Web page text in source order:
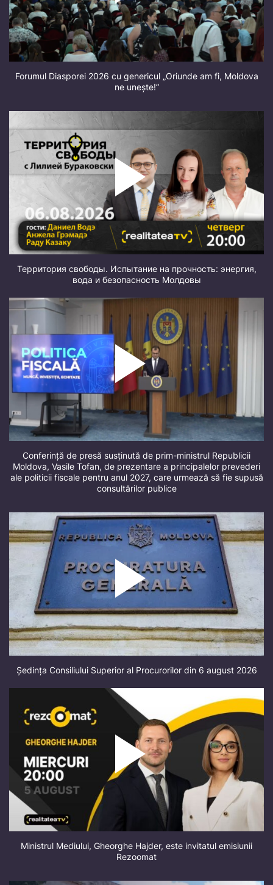
Forumul Diasporei 2026 cu genericul „Oriunde am fi, Moldova
ne unește!”
Территория свободы. Испытание на прочность: энергия,
вода и безопасность Молдовы
Conferință de presă susținută de prim-ministrul Republicii
Moldova, Vasile Tofan, de prezentare a principalelor prevederi
ale politicii fiscale pentru anul 2027, care urmează să fie supusă
consultărilor publice
Ședința Consiliului Superior al Procurorilor din 6 august 2026
Ministrul Mediului, Gheorghe Hajder, este invitatul emisiunii
Rezoomat